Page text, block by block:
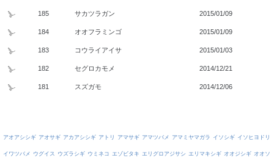
185 サカツラガン 2015/01/09
184 オオフラミンゴ 2015/01/09
183 コウライアイサ 2015/01/03
182 セグロカモメ 2014/12/21
181 スズガモ 2014/12/06
アオアシシギ アオサギ アカアシシギ アトリ アマサギ アマツバメ アマミヤマガラ イソシギ イソヒヨドリ
イワツバメ ウグイス ウズラシギ ウミネコ エゾビタキ エリグロアジサシ エリマキシギ オオジシギ オオソ